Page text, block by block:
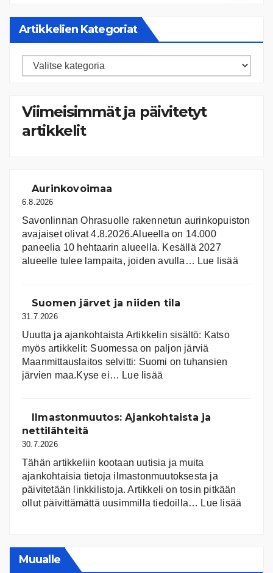
Artikkelien Kategoriat
Artikkelien
Viimeisimmät ja päivitetyt
artikkelit
Aurinkovoimaa
6.8.2026
Savonlinnan Ohrasuolle rakennetun aurinkopuiston
avajaiset olivat 4.8.2026.Alueella on 14.000
paneelia 10 hehtaarin alueella. Kesällä 2027
alueelle tulee lampaita, joiden avulla… Lue lisää:
Suomen järvet ja niiden tila
31.7.2026
Uuutta ja ajankohtaista Artikkelin sisältö: Katso
myös artikkelit: Suomessa on pal­jon jär­viä
Maanmittauslaitos selvitti: Suomi on tuhansien
järvien maa.Kyse ei… Lue lisää
ja
Ilmastonmuutos: Ajankohtaista ja
nettilähteitä
30.7.2026
Tähän artikkeliin kootaan uutisia ja muita
ajankohtaisia tietoja ilmastonmuutoksesta ja
päivitetään linkkilistoja. Artikkeli on tosin pitkään
ollut päivittämättä uusimmilla tiedoilla… Lue lisää
Muualle